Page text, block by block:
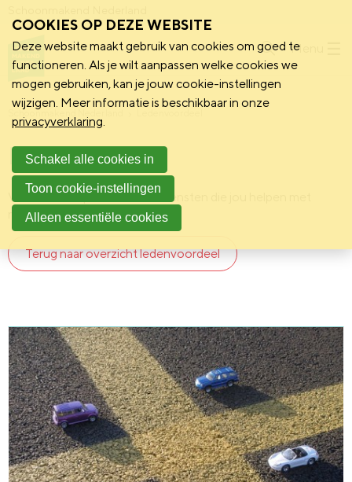
Menu
Schoonmakend Nederland
Mobiliteit
Verschillende producten en diensten die jou helpen met
mobiliteitsvraagstukken.
Terug naar overzicht ledenvoordeel
COOKIES OP DEZE WEBSITE
Deze website maakt gebruik van cookies om goed te
functioneren. Als je wilt aanpassen welke cookies we
mogen gebruiken, kan je jouw cookie-instellingen
wijzigen. Meer informatie is beschikbaar in onze
privacyverklaring.
Schakel alle cookies in
Toon cookie-instellingen
Alleen essentiële cookies